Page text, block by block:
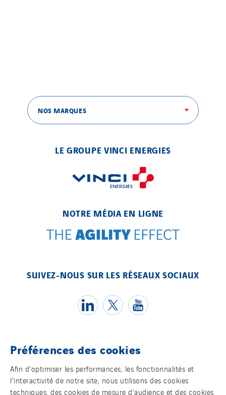
NOS MARQUES
LE GROUPE VINCI ENERGIES
NOTRE MÉDIA EN LIGNE
SUIVEZ-NOUS SUR LES RÉSEAUX SOCIAUX
Témoins
Mentions légales
SDEL Atlantis
SDEL Grand Ouest
SDEL Rouergue
SDEL Tertiaire
SDEL Transport Services
Seves
Smart Building Energies
SparkEx® Funkenlöschanlagen
STE Armor
Strasser
Préférences des cookies
Afin d’optimiser les performances, les fonctionnalités et
l’interactivité de notre site, nous utilisons des cookies
techniques, des cookies de mesure d’audience et des cookies